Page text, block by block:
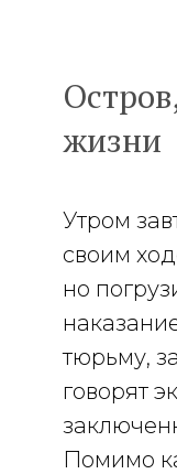
жизни
Утром
своим
но
тюрьму,
говорят
Помимо